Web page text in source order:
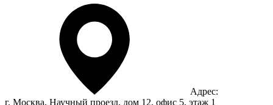
Адрес:
г. Москва, Научный проезд, дом 12, офис 5, этаж 1